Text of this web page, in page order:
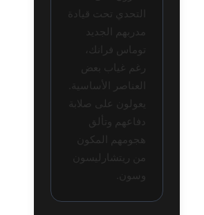
التحدي تحت قيادة
مدربهم الجديد
توماس فرانك،
رغم غياب بعض
العناصر الأساسية.
يعولون على صلابة
دفاعهم وتألق
هجومهم المكون
من ريتشارليسون
وسون.